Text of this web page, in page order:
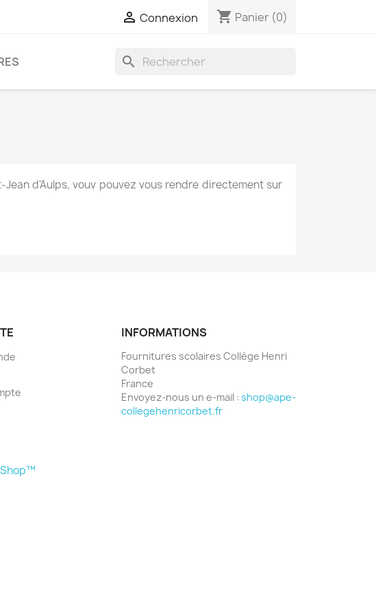
 Connexion shopping_cart Panier (0)
search
d'Aulps, vouv pouvez vous rendre directement sur
INFORMATIONS
Fournitures scolaires Collège Henri
Corbet
France
Envoyez-nous un e-mail : shop@ape-
collegehenricorbet.fr